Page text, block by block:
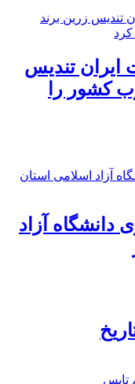
تندیس
کشور را
آزاد